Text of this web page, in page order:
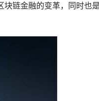
块链金融的变革，同时也